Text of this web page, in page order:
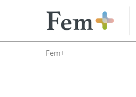
キ
ッ
プ
し
Fem+